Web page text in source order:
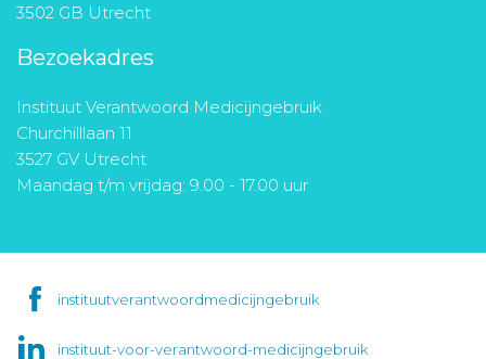
3502 GB Utrecht
Bezoekadres
Instituut Verantwoord Medicijngebruik
Churchilllaan 11
3527 GV Utrecht
Maandag t/m vrijdag: 9.00 - 17.00 uur
instituutverantwoordmedicijngebruik
instituut-voor-verantwoord-medicijngebruik